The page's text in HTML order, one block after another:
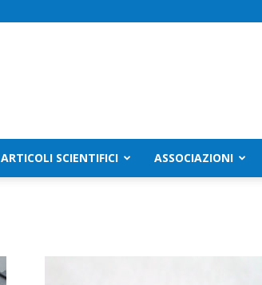
ARTICOLI SCIENTIFICI ASSOCIAZIONI